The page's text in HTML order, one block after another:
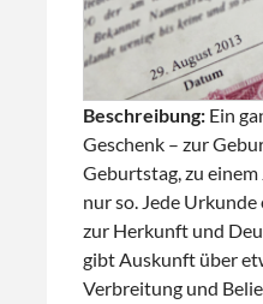
Beschreibung: Ein
Geschenk – zur
Geburtstag, zu
nur so. Jede
zur Herkunft und
gibt Auskunft über
Verbreitung und